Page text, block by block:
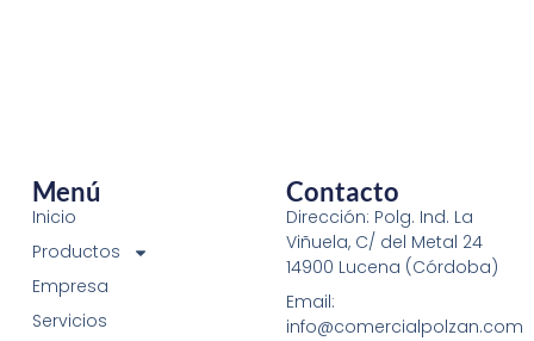
Menú
Inicio
Productos
Empresa
Servicios
Contacto
Dirección: Polg. Ind. La
Viñuela, C/ del Metal 24
14900 Lucena (Córdoba)
Email:
info@comercialpolzan.com